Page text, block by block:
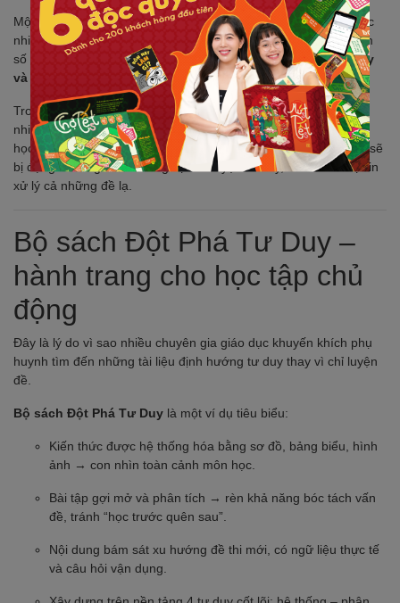
Một trong những sai lầm phổ biến là phụ huynh tin rằng “cứ học
nhiều sẽ giỏi hơn”. Nhưng thực tế, nhiều thủ khoa chia sẻ: điểm
số không đến từ việc làm thật nhiều bài tập, mà từcách tư duy
và phương pháp học đúng
Trong chương trình giáo dục phổ thông mới, đề thi ngày càng
nhiều ngữ liệu ngoài SGK, bài toán gắn với thực tiễn → đòi hỏi
học sinh phải phân tích, kết nối, suy luận. Nếu chỉ học vẹt, con sẽ
bị động. Nhưng khi có công cụ rèn luyện tư duy, con có thể tự tin
xử lý cả những đề lạ.
Bộ sách Đột Phá Tư Duy –
hành trang cho học tập chủ
động
Đây là lý do vì sao nhiều chuyên gia giáo dục khuyến khích phụ
huynh tìm đến những tài liệu định hướng tư duy thay vì chỉ luyện
đề.
Bộ sách Đột Phá Tư Duy là một ví dụ tiêu biểu:
Kiến thức được hệ thống hóa bằng sơ đồ, bảng biểu, hình
ảnh → con nhìn toàn cảnh môn học.
Bài tập gợi mở và phân tích → rèn khả năng bóc tách vấn
đề, tránh “học trước quên sau”.
Nội dung bám sát xu hướng đề thi mới, có ngữ liệu thực tế
và câu hỏi vận dụng.